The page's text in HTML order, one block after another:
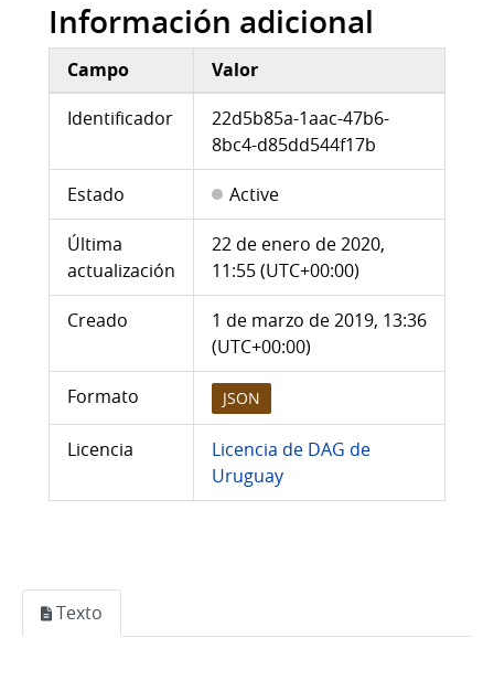
Información adicional
Campo
Valor
Identificador
22d5b85a-1aac-47b6-
8bc4-d85dd544f17b
Estado Active
Última
actualización
22 de enero de 2020,
11:55 (UTC+00:00)
Creado
1 de marzo de 2019, 13:36
(UTC+00:00)
Formato JSON
Licencia
Licencia de DAG de
Uruguay
Texto